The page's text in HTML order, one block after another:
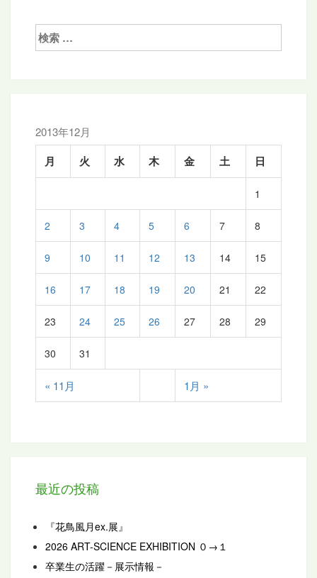
検
索:
2013年12月
月 火 水 木 金 土 日
« 11月 1月 »
1
2 3 4 5 6 7 8
9 10 11 12 13 14 15
16 17 18 19 20 21 22
23 24 25 26 27 28 29
30 31
最近の投稿
『花鳥風月ex.展』
2026 ART-SCIENCE EXHIBITION ０→１
卒業生の活躍－展示情報－